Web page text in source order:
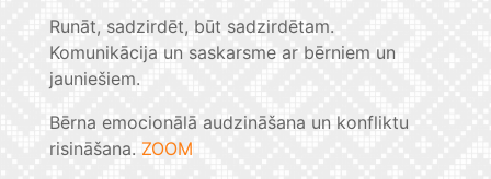
Runāt, sadzirdēt, būt sadzirdētam.
Komunikācija un saskarsme ar bērniem un
jauniešiem.
Bērna emocionālā audzināšana un konfliktu
risināšana. ZOOM